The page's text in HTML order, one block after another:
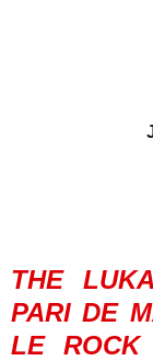
THE
PARI DE
LE